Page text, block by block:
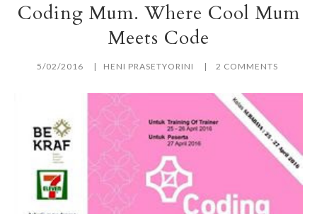
Coding Mum. Where Cool Mum
Meets Code
5/02/2016 HENI PRASETYORINI 2 COMMENTS